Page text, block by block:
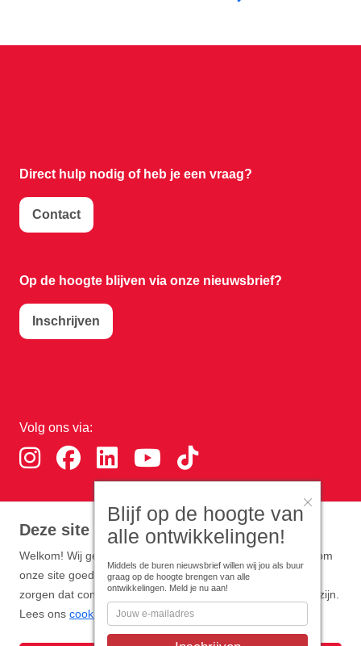
Deze site gebruikt cookies
Welkom! Wij gebruiken functionele en analytische cookies om
onze site goed te laten werken. Optioneel zijn cookies die
zorgen dat content en advertenties zo persoonlijk mogelijk zijn.
Lees ons cookiebeleid.
Direct hulp nodig ofheb je een vraag?
Contact
Op de hoogte blijven via onze nieuwsbrief?
Inschrijven
Volg ons via:
Download de RTHA app:Blijf op de hoogte van
alle ontwikkelingen!
Middels de buren nieuwsbrief willen wij jou als buur
graag op de hoogte brengen van alle
ontwikkelingen. Meld je nu aan!